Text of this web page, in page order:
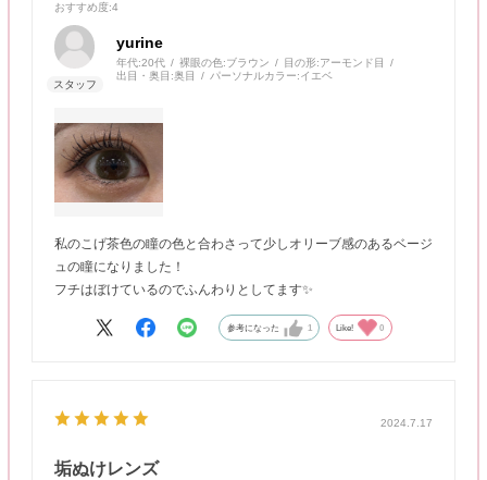
おすすめ度:4
yurine
年代:20代 裸眼の色:ブラウン 目の形:アーモンド目
出目・奥目:奥目 パーソナルカラー:イエベ
私のこげ茶色の瞳の色と合わさって少しオリーブ感のあるベージ
ュの瞳になりました！
フチはぼけているのでふんわりとしてます✨
参考になった 1 Like! 0
2024.7.17
垢ぬけレンズ